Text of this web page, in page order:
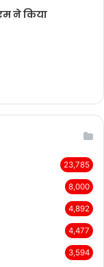
ने किया
23,785
8,000
4,892
4,477
3,594